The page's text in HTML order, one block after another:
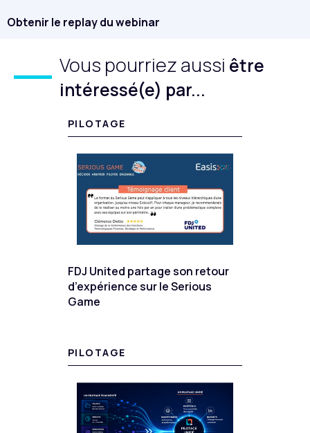
Obtenir le replay du webinar
Vous pourriez aussi être
intéressé(e) par...
PILOTAGE
FDJ United partage son retour
d’expérience sur le Serious
Game
PILOTAGE